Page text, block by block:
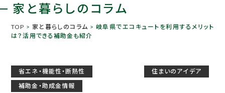
家と暮らしのコラム
TOP > 家と暮らしのコラム > 岐阜県でエコキュートを利用するメリット
は？活用できる補助金も紹介
省エネ・機能性・断熱性
住まいのアイデア
補助金・助成金情報